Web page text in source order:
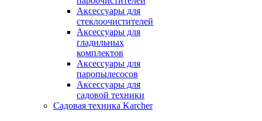
Аксессуары для
стеклоочистителей
Аксессуары для
гладильных
комплектов
Аксессуары для
паропылесосов
Аксессуары для
садовой техники
Садовая техника Karcher